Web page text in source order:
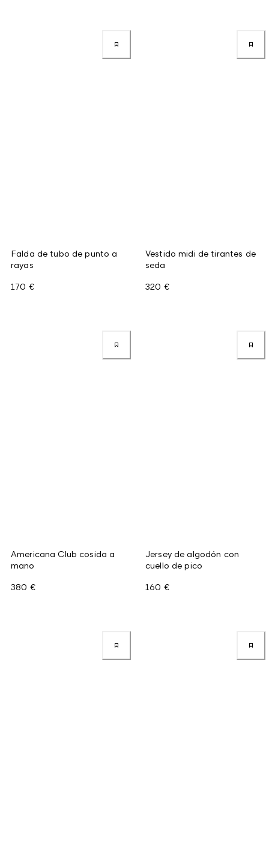
Falda de tubo de punto a
rayas
170 €
Vestido midi de tirantes de
seda
320 €
Americana Club cosida a
mano
380 €
Jersey de algodón con
cuello de pico
160 €